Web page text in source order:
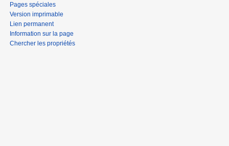
Pages spéciales
Version imprimable
Lien permanent
Information sur la page
Chercher les propriétés